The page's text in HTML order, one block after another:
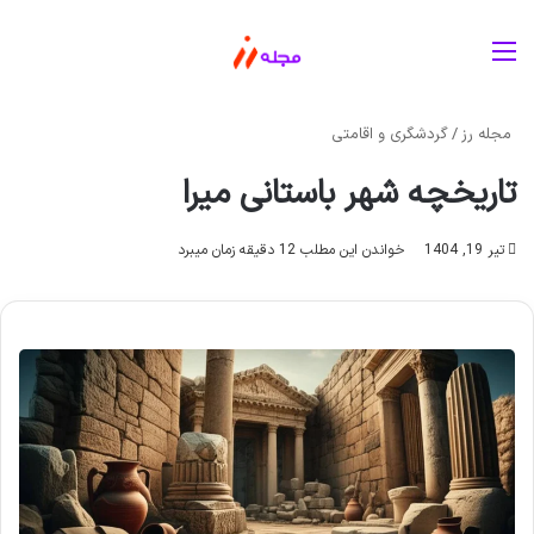
مجله رز/گردشگری و اقامتی
تاریخچه شهر باستانی میرا
تیر 19, 1404 خواندن این مطلب 12 دقیقه زمان میبرد